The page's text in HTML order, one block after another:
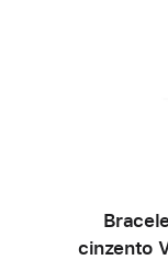
cinzento